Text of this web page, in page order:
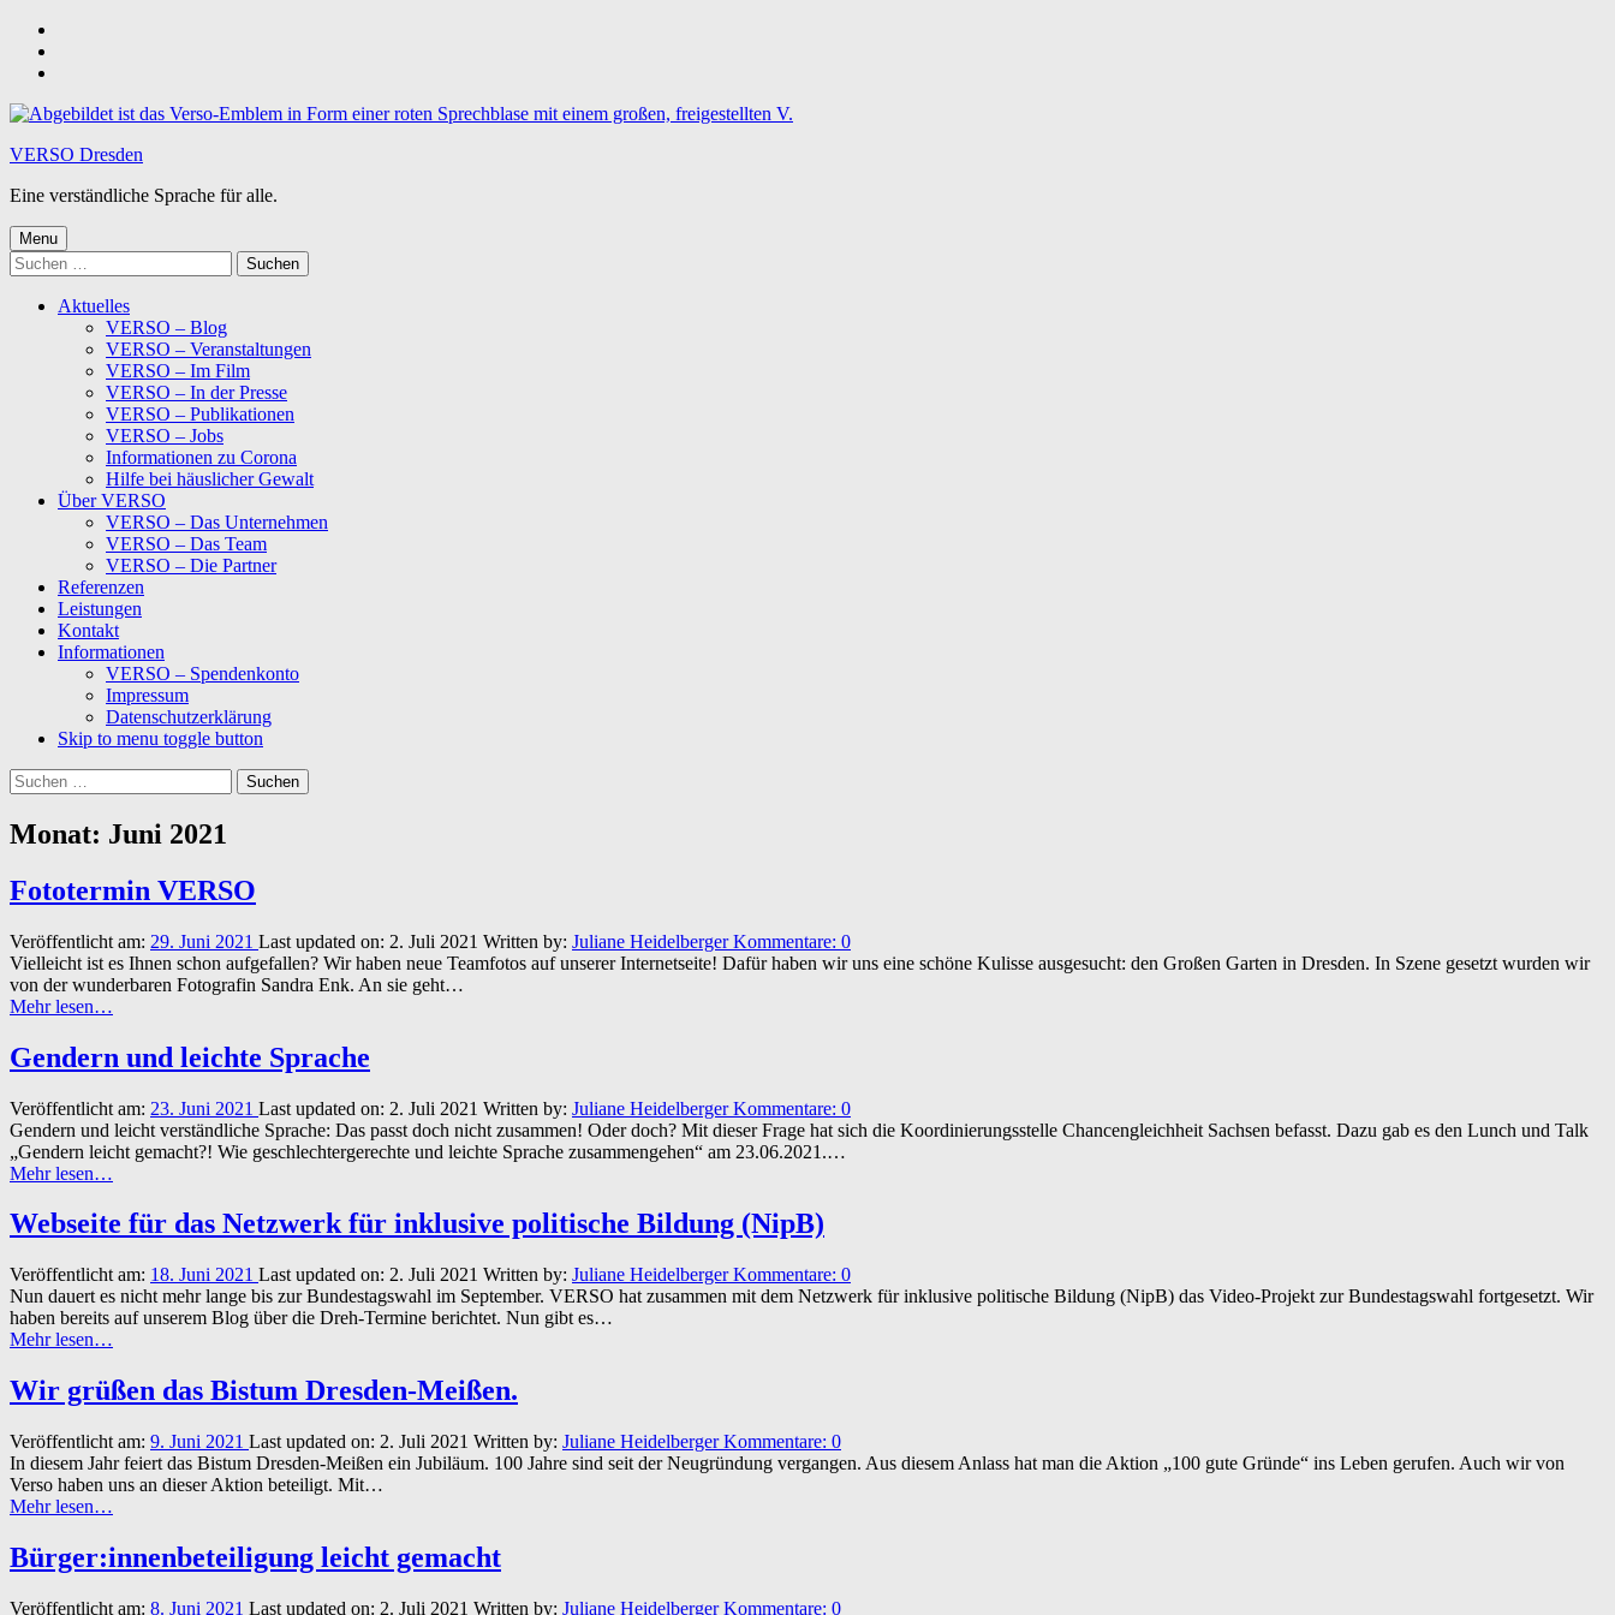
content
footer
VERSO Dresden
Eine verständliche Sprache für alle.
Menu
Suchen
nach:
Aktuelles
VERSO – Blog
VERSO – Veranstaltungen
VERSO – Im Film
VERSO – In der Presse
VERSO – Publikationen
VERSO – Jobs
Informationen zu Corona
Hilfe bei häuslicher Gewalt
Über VERSO
VERSO – Das Unternehmen
VERSO – Das Team
VERSO – Die Partner
Referenzen
Leistungen
Kontakt
Informationen
VERSO – Spendenkonto
Impressum
Datenschutzerklärung
Skip to menu toggle button
Suchen
nach:
Monat: Juni 2021
Fototermin VERSO
Veröffentlicht am: 29. Juni 2021 Last updated on: 2. Juli 2021 Written by: Juliane HeidelbergerKommentare: 0
Vielleicht ist es Ihnen schon aufgefallen? Wir haben neue Teamfotos auf unserer Internetseite! Dafür haben wir uns eine schöne Kulisse ausgesucht: den Großen Garten in Dresden. In Szene gesetzt wurden wir
von der wunderbaren Fotografin Sandra Enk. An sie geht…
Mehr lesen…
Gendern und leichte Sprache
Veröffentlicht am: 23. Juni 2021 Last updated on: 2. Juli 2021 Written by: Juliane HeidelbergerKommentare: 0
Gendern und leicht verständliche Sprache: Das passt doch nicht zusammen! Oder doch? Mit dieser Frage hat sich die Koordinierungsstelle Chancengleichheit Sachsen befasst. Dazu gab es den Lunch und Talk
„Gendern leicht gemacht?! Wie geschlechtergerechte und leichte Sprache zusammengehen“ am 23.06.2021.…
Mehr lesen
leichte
Sprache”
…
Webseite für das Netzwerk für inklusive politische Bildung (NipB)
Veröffentlicht am: 18. Juni 2021 Last updated on: 2. Juli 2021 Written by: Juliane HeidelbergerKommentare: 0
Nun dauert es nicht mehr lange bis zur Bundestagswahl im September. VERSO hat zusammen mit dem Netzwerk für inklusive politische Bildung (NipB) das Video-Projekt zur Bundestagswahl fortgesetzt. Wir
haben bereits auf unserem Blog über die Dreh-Termine berichtet. Nun gibt es…
Mehr lesen
das
Netzwerk
inklusive
politische
Bildung
(NipB)”
…
Wir grüßen das Bistum Dresden-Meißen.
Veröffentlicht am: 9. Juni 2021 Last updated on: 2. Juli 2021 Written by: Juliane HeidelbergerKommentare: 0
In diesem Jahr feiert das Bistum Dresden-Meißen ein Jubiläum. 100 Jahre sind seit der Neugründung vergangen. Aus diesem Anlass hat man die Aktion „100 gute Gründe“ ins Leben gerufen. Auch wir von
Verso haben uns an dieser Aktion beteiligt. Mit…
Mehr lesen
das
Bistum
…
Bürger:innenbeteiligung leicht gemacht
Veröffentlicht am: 8. Juni 2021 Last updated on: 2. Juli 2021 Written by: Juliane HeidelbergerKommentare: 0